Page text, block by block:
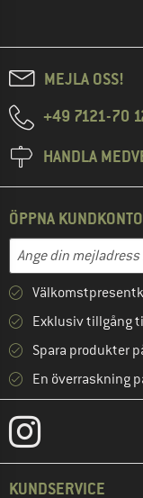
MEJLA OSS!
+49 7121-70
HANDLA
ÖPPNA KUNDKONTO
Mejladress
Skriv in din e-
Exklusiv tillgång
Spara produkter
En överraskning
KUNDSERVICE